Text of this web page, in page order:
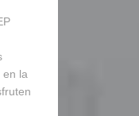
en la